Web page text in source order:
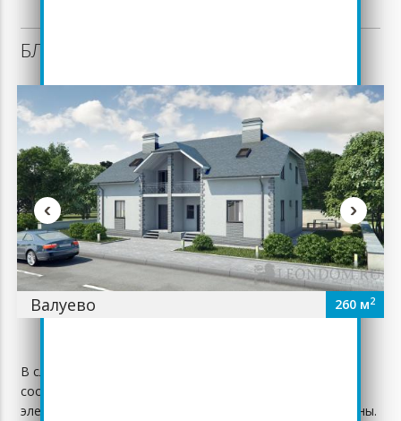
БЛИЗКИЕ ПО ПЛОЩАДИ ПРОЕКТЫ:
Валуево 260 м2
‹ ›
В случае обнаружения неточностей на сайте просьба
сообщить нам по телефону +7 (495) 988-99-79 или по
электронной почте info@leondom.ru Заранее благодарны.